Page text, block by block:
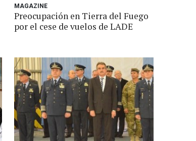
MAGAZINE
Preocupación en Tierra del Fuego
por el cese de vuelos de LADE